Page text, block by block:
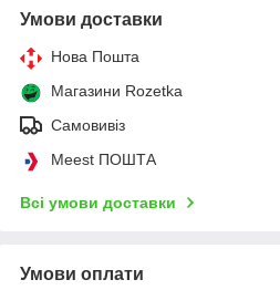
Умови доставки
Нова Пошта
Магазини Rozetka
Самовивіз
Meest ПОШТА
Всі умови доставки
Умови оплати